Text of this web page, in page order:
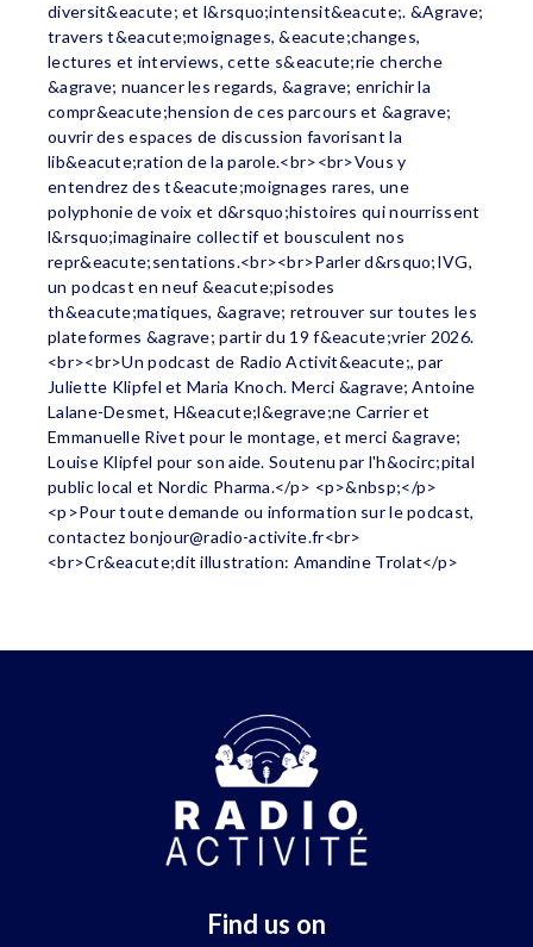
diversit&eacute; et l&rsquo;intensit&eacute;. &Agrave;
travers t&eacute;moignages, &eacute;changes,
lectures et interviews, cette s&eacute;rie cherche
&agrave; nuancer les regards, &agrave; enrichir la
compr&eacute;hension de ces parcours et &agrave;
ouvrir des espaces de discussion favorisant la
lib&eacute;ration de la parole.<br><br>Vous y
entendrez des t&eacute;moignages rares, une
polyphonie de voix et d&rsquo;histoires qui nourrissent
l&rsquo;imaginaire collectif et bousculent nos
repr&eacute;sentations.<br><br>Parler d&rsquo;IVG,
un podcast en neuf &eacute;pisodes
th&eacute;matiques, &agrave; retrouver sur toutes les
plateformes &agrave; partir du 19 f&eacute;vrier 2026.
<br><br>Un podcast de Radio Activit&eacute;, par
Juliette Klipfel et Maria Knoch. Merci &agrave; Antoine
Lalane-Desmet, H&eacute;l&egrave;ne Carrier et
Emmanuelle Rivet pour le montage, et merci &agrave;
Louise Klipfel pour son aide. Soutenu par l'h&ocirc;pital
public local et Nordic Pharma.</p> <p>&nbsp;</p>
<p>Pour toute demande ou information sur le podcast,
contactez bonjour@radio-activite.fr<br>
<br>Cr&eacute;dit illustration: Amandine Trolat</p>
Find us on